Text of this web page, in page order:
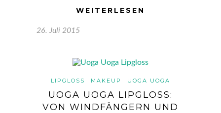
WEITERLESEN
26. Juli 2015
LIPGLOSS MAKEUP UOGA UOGA
UOGA UOGA LIPGLOSS:
VON WINDFÄNGERN UND